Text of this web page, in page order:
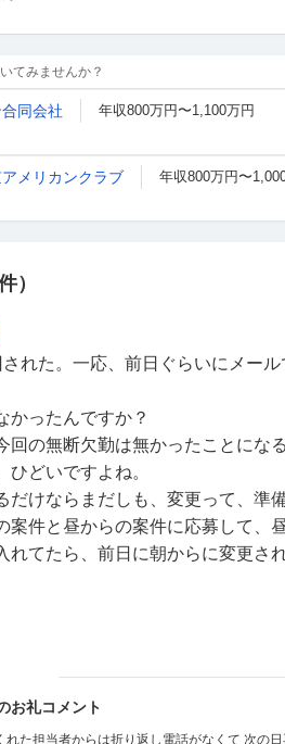
てみませんか？
同会社 年収800万円〜1,100万円
メリカンクラブ 年収800万円〜
）
れた。一応、前日ぐらいにメー
かったんですか？
回の無断欠勤は無かったことにな
ひどいですよね。
だけならまだしも、変更って、準
案件と昼からの案件に応募して、
れてたら、前日に朝からに変更さ
お礼コメント
れた担当者からは折り返し電話がなくて 次の